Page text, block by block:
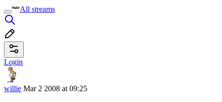
All streams
Login
willie Mar 2 2008 at 09:25